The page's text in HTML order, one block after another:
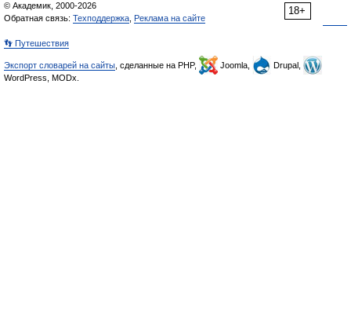
18+
© Академик, 2000-2026
Обратная связь: Техподдержка Реклама на сайте
👣 Путешествия
Экспорт словарей на сайты , сделанные на PHP, Joomla,
Drupal,
WordPress, MODx.